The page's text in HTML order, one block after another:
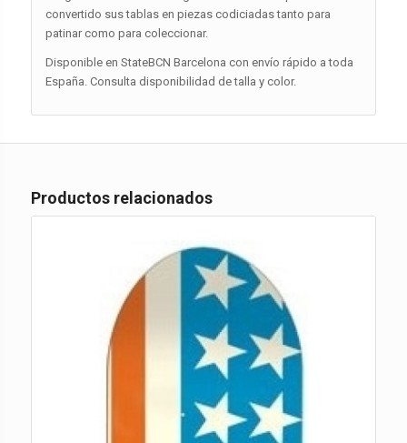
convertido sus tablas en piezas codiciadas tanto para
patinar como para coleccionar.
Disponible en StateBCN Barcelona con envío rápido a toda
España. Consulta disponibilidad de talla y color.
Productos relacionados